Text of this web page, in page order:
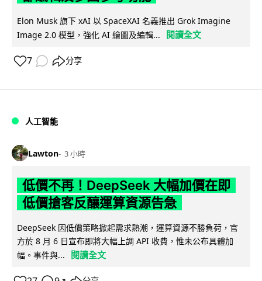
Elon Musk 旗下 xAI 以 SpaceXAI 名義推出 Grok Imagine
Image 2.0 模型，強化 AI 繪圖及編輯...
閱讀全文
7 分享
人工智能
Lawton 3 小時
低價不再！DeepSeek 大幅加價在即
低價搶客反釀運算資源告急
DeepSeek 因低價策略掀起需求熱潮，運算資源不勝負荷，官
方於 8 月 6 日宣布即將大幅上調 API 收費，惟未公布具體加
幅。事件與...
閱讀全文